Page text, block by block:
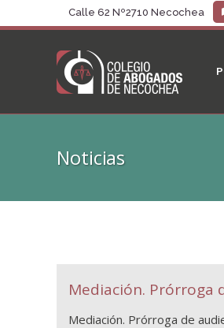
Calle 62 Nº2710 Necochea
Noticias
Mediación. Prórroga
Mediación. Prórroga de